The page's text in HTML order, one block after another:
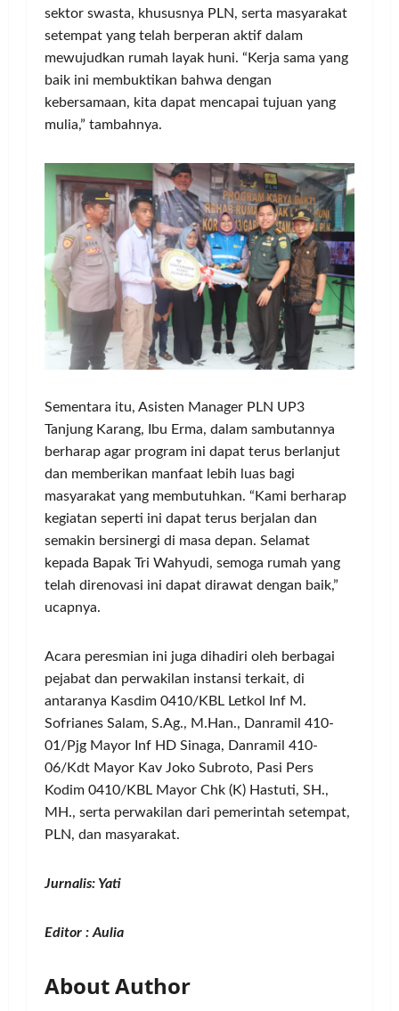
sektor swasta, khususnya PLN, serta masyarakat
setempat yang telah berperan aktif dalam
mewujudkan rumah layak huni. “Kerja sama yang
baik ini membuktikan bahwa dengan
kebersamaan, kita dapat mencapai tujuan yang
mulia,” tambahnya.
Sementara itu, Asisten Manager PLN UP3
Tanjung Karang, Ibu Erma, dalam sambutannya
berharap agar program ini dapat terus berlanjut
dan memberikan manfaat lebih luas bagi
masyarakat yang membutuhkan. “Kami berharap
kegiatan seperti ini dapat terus berjalan dan
semakin bersinergi di masa depan. Selamat
kepada Bapak Tri Wahyudi, semoga rumah yang
telah direnovasi ini dapat dirawat dengan baik,”
ucapnya.
Acara peresmian ini juga dihadiri oleh berbagai
pejabat dan perwakilan instansi terkait, di
antaranya Kasdim 0410/KBL Letkol Inf M.
Sofrianes Salam, S.Ag., M.Han., Danramil 410-
01/Pjg Mayor Inf HD Sinaga, Danramil 410-
06/Kdt Mayor Kav Joko Subroto, Pasi Pers
Kodim 0410/KBL Mayor Chk (K) Hastuti, SH.,
MH., serta perwakilan dari pemerintah setempat,
PLN, dan masyarakat.
Jurnalis: Yati
Editor : Aulia
About Author